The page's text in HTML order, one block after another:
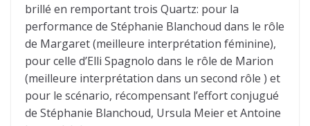
brillé en remportant trois Quartz: pour la
performance de Stéphanie Blanchoud dans le rôle
de Margaret (meilleure interprétation féminine),
pour celle d’Elli Spagnolo dans le rôle de Marion
(meilleure interprétation dans un second rôle ) et
pour le scénario, récompensant l’effort conjugué
de Stéphanie Blanchoud, Ursula Meier et Antoine